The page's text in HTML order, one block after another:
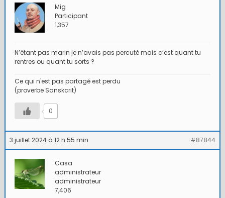
Mig
Participant
1,357
N’étant pas marin je n’avais pas percuté mais c’est quant tu
rentres ou quant tu sorts ?
Ce qui n'est pas partagé est perdu
(proverbe Sanskcrit)
0
3 juillet 2024 à 12 h 55 min #87844
Casa
administrateur
administrateur
7,406